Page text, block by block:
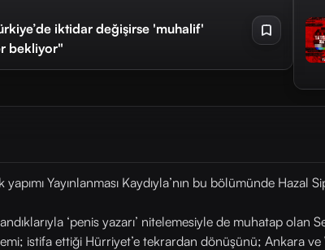
iktidar değişirse 'muhalif'
bekliyor"
Yayınlanması Kaydıyla’nın bu bölümünde Hazal
‘penis yazarı’ nitelemesiyle de muhatap
istifa ettiği Hürriyet’e tekrardan dönüşünü; Ankara ve